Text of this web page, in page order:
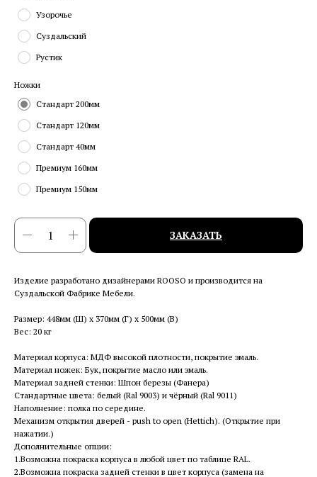
Узорочье
Суздальский
Рустик
Ножки
Стандарт 200мм
Стандарт 120мм
Стандарт 40мм
Премиум 160мм
Премиум 150мм
ЗАКАЗАТЬ
Изделие разработано дизайнерами ROOSO и производится на
Суздальской Фабрике Мебели.
Размер: 448мм (Ш) x 370мм (Г) x 500мм (В)
Вес: 20 кг
Материал корпуса: МДФ высокой плотности, покрытие эмаль.
Материал ножек: Бук, покрытие масло или эмаль.
Материал задней стенки: Шпон березы (Фанера)
Стандартные цвета: белый (Ral 9003) и чёрный (Ral 9011)
Наполнение: полка по середине.
Механизм открытия дверей - push to open (Hettich). (Открытие при
нажатии.)
Дополнительные опции:
1.Возможна покраска корпуса в любой цвет по таблице RAL.
2.Возможна покраска задней стенки в цвет корпуса (замена на